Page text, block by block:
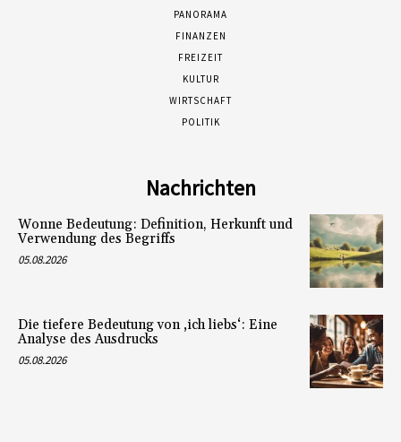
PANORAMA
FINANZEN
FREIZEIT
KULTUR
WIRTSCHAFT
POLITIK
Nachrichten
Wonne Bedeutung: Definition, Herkunft und
Verwendung des Begriffs
05.08.2026
Die tiefere Bedeutung von ‚ich liebs‘: Eine
Analyse des Ausdrucks
05.08.2026